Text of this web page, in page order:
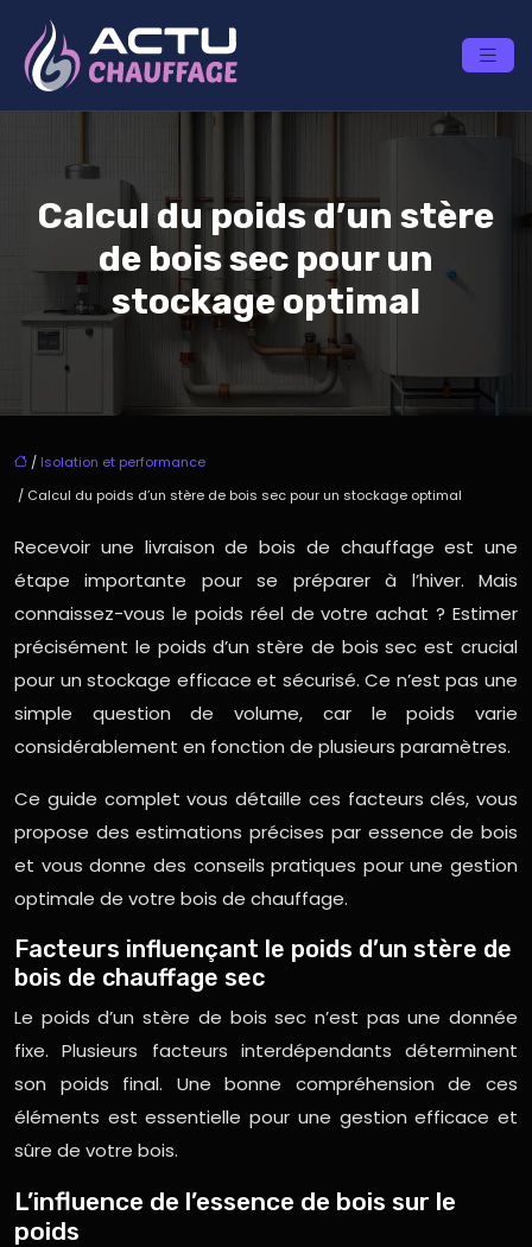
Calcul du poids d’un stère
de bois sec pour un
stockage optimal
/ Isolation et performance
/ Calcul du poids d’un stère de bois sec pour un stockage optimal
Recevoir une livraison de bois de chauffage est une
étape importante pour se préparer à l’hiver. Mais
connaissez-vous le poids réel de votre achat ? Estimer
précisément le poids d’un stère de bois sec est crucial
pour un stockage efficace et sécurisé. Ce n’est pas une
simple question de volume, car le poids varie
considérablement en fonction de plusieurs paramètres.
Ce guide complet vous détaille ces facteurs clés, vous
propose des estimations précises par essence de bois
et vous donne des conseils pratiques pour une gestion
optimale de votre bois de chauffage.
Facteurs influençant le poids d’un stère de
bois de chauffage sec
Le poids d’un stère de bois sec n’est pas une donnée
fixe. Plusieurs facteurs interdépendants déterminent
son poids final. Une bonne compréhension de ces
éléments est essentielle pour une gestion efficace et
sûre de votre bois.
L’influence de l’essence de bois sur le
poids